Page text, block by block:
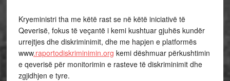
Kryeministri tha me këtë rast se në këtë iniciativë të
Qeverisë, fokus të veçantë i kemi kushtuar gjuhës kundër
urrejtjes dhe diskriminimit, dhe me hapjen e platformës
www.raportodiskriminimin.org kemi dëshmuar përkushtimin
e qeverisë për monitorimin e rasteve të diskriminimit dhe
zgjidhjen e tyre.